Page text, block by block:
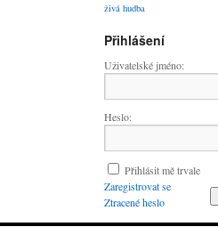
živá hudba
Přihlášení
Uživatelské jméno:
Heslo:
Přihlásit mě trvale
Zaregistrovat se
Ztracené heslo